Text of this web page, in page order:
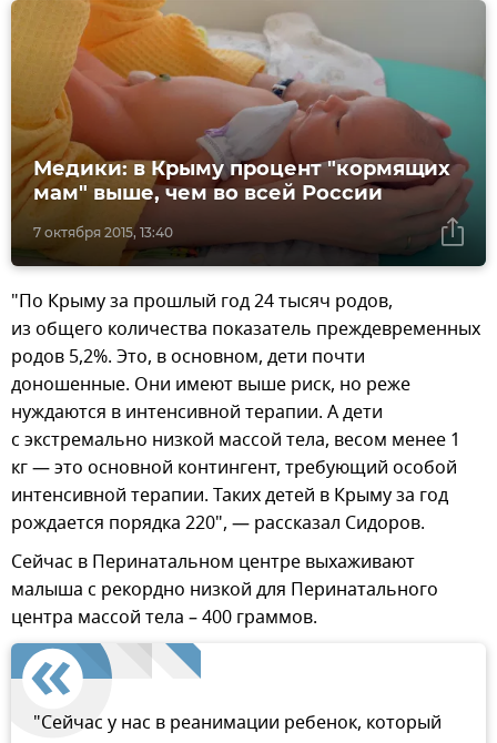
7 октября 2015, 13:40
Медики: в Крыму процент "кормящих
мам" выше, чем во всей России
"По Крыму за прошлый год 24 тысяч родов,
из общего количества показатель преждевременных
родов 5,2%. Это, в основном, дети почти
доношенные. Они имеют выше риск, но реже
нуждаются в интенсивной терапии. А дети
с экстремально низкой массой тела, весом менее 1
кг — это основной контингент, требующий особой
интенсивной терапии. Таких детей в Крыму за год
рождается порядка 220", — рассказал Сидоров.
Сейчас в Перинатальном центре выхаживают
малыша с рекордно низкой для Перинатального
центра массой тела – 400 граммов.
"Сейчас у нас в реанимации ребенок, который